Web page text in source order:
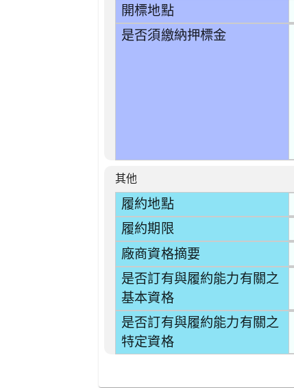
開標地點
是否須繳納押標金
其他
履約地點
履約期限
廠商資格摘要
是否訂有與履約能力有關之
基本資格
是否訂有與履約能力有關之
特定資格